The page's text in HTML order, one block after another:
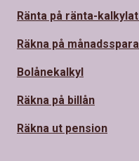
Ränta på ränta-
Räkna på
Bolånekalkyl
Räkna på billån
Räkna ut pension